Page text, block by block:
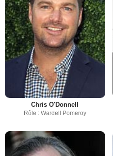
Chris O'Donnell
Rôle : Wardell Pomeroy